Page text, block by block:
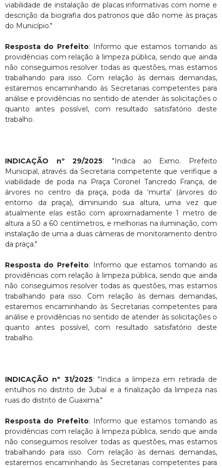
viabilidade de instalação de placas informativas com nome e
descrição da biografia dos patronos que dão nome às praças
do Município."
Resposta do Prefeito: Informo que estamos tomando as
providências com relação à limpeza pública, sendo que ainda
não conseguimos resolver todas as questões, mas estamos
trabalhando para isso. Com relação às demais demandas,
estaremos encaminhando às Secretarias competentes para
análise e providências no sentido de atender às solicitações o
quanto antes possível, com resultado satisfatório deste
trabalho.
INDICAÇÃO nº 29/2025: "Indica ao Exmo. Prefeito
Municipal, através da Secretaria competente que verifique a
viabilidade de poda na Praça Coronel Tancredo França, de
árvores no centro da praça, poda da ‘murta’ (árvores do
entorno da praça), diminuindo sua altura, uma vez que
atualmente elas estão com aproximadamente 1 metro de
altura a 50 a 60 centímetros, e melhorias na iluminação, com
instalação de uma a duas câmeras de monitoramento dentro
da praça."
Resposta do Prefeito: Informo que estamos tomando as
providências com relação à limpeza pública, sendo que ainda
não conseguimos resolver todas as questões, mas estamos
trabalhando para isso. Com relação às demais demandas,
estaremos encaminhando às Secretarias competentes para
análise e providências no sentido de atender às solicitações o
quanto antes possível, com resultado satisfatório deste
trabalho.
INDICAÇÃO nº 31/2025: "Indica a limpeza em retirada de
entulhos no distrito de Jubaí e a finalização da limpeza nas
ruas do distrito de Guaxima."
Resposta do Prefeito: Informo que estamos tomando as
providências com relação à limpeza pública, sendo que ainda
não conseguimos resolver todas as questões, mas estamos
trabalhando para isso. Com relação às demais demandas,
estaremos encaminhando às Secretarias competentes para